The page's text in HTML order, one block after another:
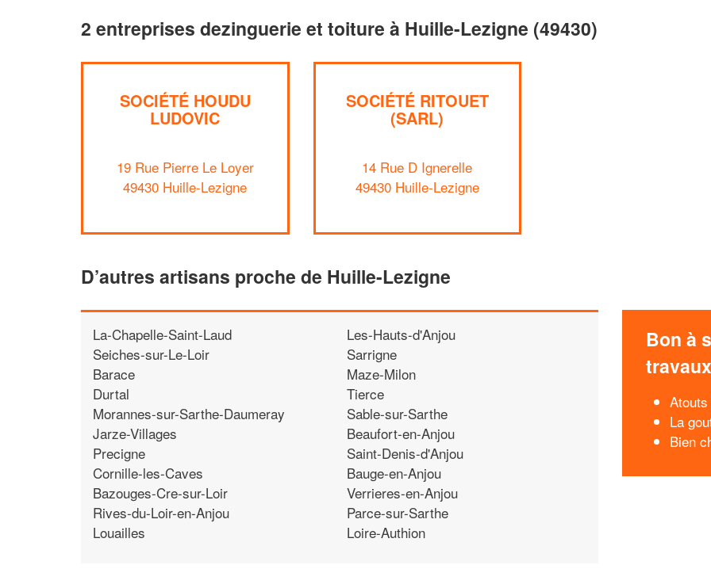
2 entreprises dezinguerie et toiture à Huille-Lezigne (49430)
SOCIÉTÉ HOUDU
LUDOVIC
19 Rue Pierre Le Loyer
49430 Huille-Lezigne
SOCIÉTÉ RITOUET
(SARL)
14 Rue D Ignerelle
49430 Huille-Lezigne
D’autres artisans proche de Huille-Lezigne
La-Chapelle-Saint-Laud
Seiches-sur-Le-Loir
Barace
Durtal
Morannes-sur-Sarthe-Daumeray
Jarze-Villages
Precigne
Cornille-les-Caves
Bazouges-Cre-sur-Loir
Rives-du-Loir-en-Anjou
Louailles
Les-Hauts-d'Anjou
Sarrigne
Maze-Milon
Tierce
Sable-sur-Sarthe
Beaufort-en-Anjou
Saint-Denis-d'Anjou
Bauge-en-Anjou
Verrieres-en-Anjou
Parce-sur-Sarthe
Loire-Authion
Bon à
travaux
La
Bien